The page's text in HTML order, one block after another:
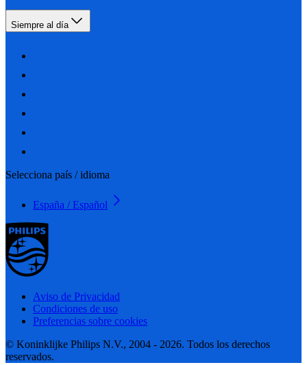
Siempre al día
Selecciona país / idioma
España / Español
Aviso de Privacidad
Condiciones de uso
Preferencias sobre cookies
© Koninklijke Philips N.V., 2004 - 2026. Todos los derechos
reservados.